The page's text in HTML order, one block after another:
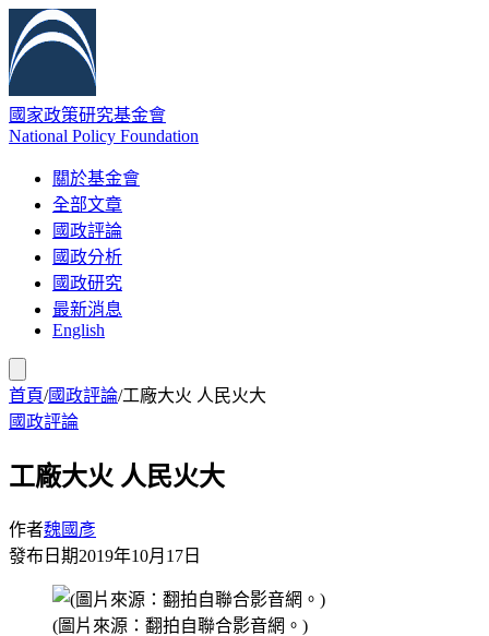
國家政策研究基金會
National Policy Foundation
關於基金會
全部文章
國政評論
國政分析
國政研究
最新消息
English
首頁/國政評論/工廠大火 人民火大
國政評論
工廠大火 人民火大
作者魏國彥
發布日期2019年10月17日
(圖片來源：翻拍自聯合影音網。)